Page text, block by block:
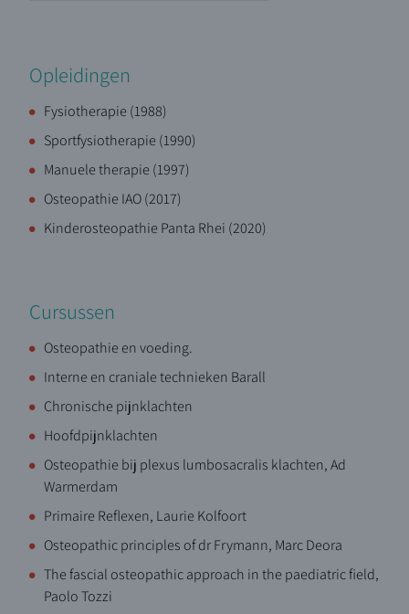
Opleidingen
Fysiotherapie (1988)
Sportfysiotherapie (1990)
Manuele therapie (1997)
Osteopathie IAO (2017)
Kinderosteopathie Panta Rhei (2020)
Cursussen
Osteopathie en voeding.
Interne en craniale technieken Barall
Chronische pijnklachten
Hoofdpijnklachten
Osteopathie bij plexus lumbosacralis klachten, Ad
Warmerdam
Primaire Reflexen, Laurie Kolfoort
Osteopathic principles of dr Frymann, Marc Deora
The fascial osteopathic approach in the paediatric field,
Paolo Tozzi